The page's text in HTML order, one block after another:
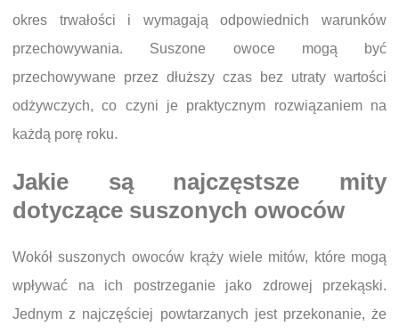
okres trwałości i wymagają odpowiednich warunków
przechowywania. Suszone owoce mogą być
przechowywane przez dłuższy czas bez utraty wartości
odżywczych, co czyni je praktycznym rozwiązaniem na
każdą porę roku.
Jakie są najczęstsze mity
dotyczące suszonych owoców
Wokół suszonych owoców krąży wiele mitów, które mogą
wpływać na ich postrzeganie jako zdrowej przekąski.
Jednym z najczęściej powtarzanych jest przekonanie, że